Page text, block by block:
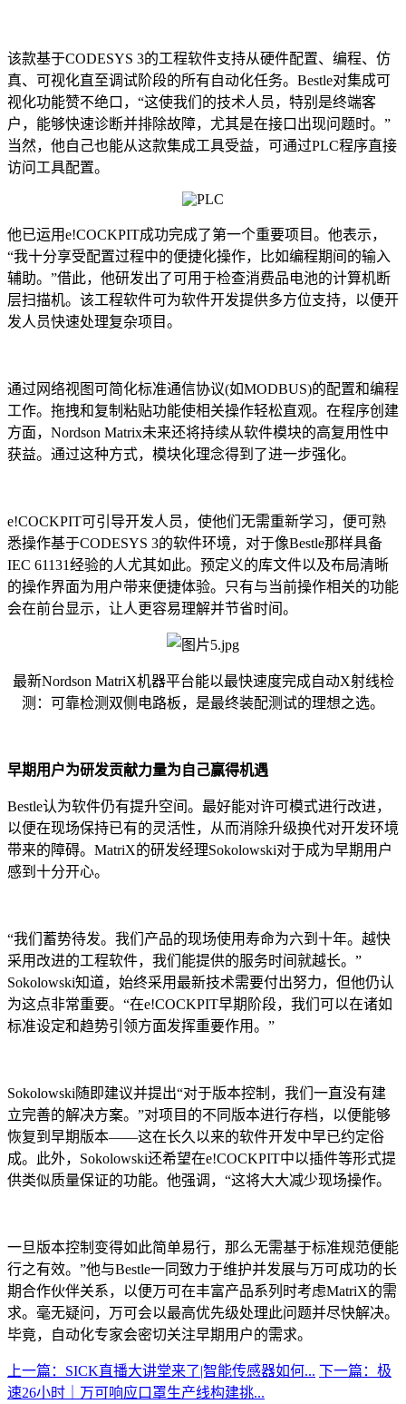
该款基于CODESYS 3的工程软件支持从硬件配置、编程、仿
真、可视化直至调试阶段的所有自动化任务。Bestle对集成可
视化功能赞不绝口，“这使我们的技术人员，特别是终端客
户，能够快速诊断并排除故障，尤其是在接口出现问题时。”
当然，他自己也能从这款集成工具受益，可通过PLC程序直接
访问工具配置。
他已运用e!COCKPIT成功完成了第一个重要项目。他表示，
“我十分享受配置过程中的便捷化操作，比如编程期间的输入
辅助。”借此，他研发出了可用于检查消费品电池的计算机断
层扫描机。该工程软件可为软件开发提供多方位支持，以便开
发人员快速处理复杂项目。
通过网络视图可简化标准通信协议(如MODBUS)的配置和编程
工作。拖拽和复制粘贴功能使相关操作轻松直观。在程序创建
方面，Nordson Matrix未来还将持续从软件模块的高复用性中
获益。通过这种方式，模块化理念得到了进一步强化。
e!COCKPIT可引导开发人员，使他们无需重新学习，便可熟
悉操作基于CODESYS 3的软件环境，对于像Bestle那样具备
IEC 61131经验的人尤其如此。预定义的库文件以及布局清晰
的操作界面为用户带来便捷体验。只有与当前操作相关的功能
会在前台显示，让人更容易理解并节省时间。
最新Nordson MatriX机器平台能以最快速度完成自动X射线检
测：可靠检测双侧电路板，是最终装配测试的理想之选。
早期用户为研发贡献力量为自己赢得机遇
Bestle认为软件仍有提升空间。最好能对许可模式进行改进，
以便在现场保持已有的灵活性，从而消除升级换代对开发环境
带来的障碍。MatriX的研发经理Sokolowski对于成为早期用户
感到十分开心。
“我们蓄势待发。我们产品的现场使用寿命为六到十年。越快
采用改进的工程软件，我们能提供的服务时间就越长。”
Sokolowski知道，始终采用最新技术需要付出努力，但他仍认
为这点非常重要。“在e!COCKPIT早期阶段，我们可以在诸如
标准设定和趋势引领方面发挥重要作用。”
Sokolowski随即建议并提出“对于版本控制，我们一直没有建
立完善的解决方案。”对项目的不同版本进行存档，以便能够
恢复到早期版本——这在长久以来的软件开发中早已约定俗
成。此外，Sokolowski还希望在e!COCKPIT中以插件等形式提
供类似质量保证的功能。他强调，“这将大大减少现场操作。
一旦版本控制变得如此简单易行，那么无需基于标准规范便能
行之有效。”他与Bestle一同致力于维护并发展与万可成功的长
期合作伙伴关系，以便万可在丰富产品系列时考虑MatriX的需
求。毫无疑问，万可会以最高优先级处理此问题并尽快解决。
毕竟，自动化专家会密切关注早期用户的需求。
上一篇：SICK直播大讲堂来了|智能传感器如何... 下一篇：极
速26小时｜万可响应口罩生产线构建挑...